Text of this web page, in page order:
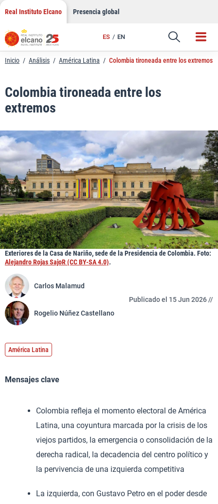
Saltar
contenido
Real Instituto Elcano Presencia global
ES EN
Enlace
Inicio / Análisis / América Latina / Colombia tironeada entre los extremos
Colombia tironeada entre los
extremos
Exteriores de la Casa de Nariño, sede de la Presidencia de Colombia. Foto:
Alejandro Rojas SajoR (CC BY-SA 4.0).
Carlos Malamud
Rogelio Núñez Castellano
Publicado el 15 Jun 2026 //
América Latina
Mensajes clave
Colombia refleja el momento electoral de América
Latina, una coyuntura marcada por la crisis de los
viejos partidos, la emergencia o consolidación de la
derecha radical, la decadencia del centro político y
la pervivencia de una izquierda competitiva
La izquierda, con Gustavo Petro en el poder desde